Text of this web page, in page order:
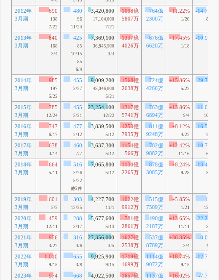
2012年
3月期
690
138
7/22
480
96
11/24
3,420,800
17,104,000
7/21
1098億
5807万
764億
2300万
+11.22%
1/20
-14.74%
8/19
2013年
3月期
840
168
3/4
425
85
10/15
85
6/4
7,369,100
36,845,500
3/4
1337億
4026万
676億
6620万
+17.45%
1/18
-10.97%
2014年
3月期
985
197
5/22
455
3/27
9,009,200
45,046,000
5/21
1568億
2638万
724億
4266万
+15.86%
5/22
-29.79%
2015年
3月期
785
12/24
455
5/21
23,254,100
12/22
1317億
5741万
763億
6894万
+13.86%
9/4
-11.05%
10/17
2016年
3月期
747
6/17
477
2/12
3,839,500
5/12
1253億
7935万
811億
9248万
+8.12%
4/22
-16.57%
2/12
2017年
3月期
678
3/14
460
7/7
3,637,300
5/12
1154億
566万
782億
9882万
+12.42%
11/16
-10.72%
6/24
2018年
3月期
664
5/11
516
3/26
8/22
他2件
7,065,800
5/12
1130億
2265万
878億
3085万
+8.24%
9/28
-13.47%
5/19
2019年
3月期
601
5/2
303
12/25
4,227,700
11/1
1022億
9912万
515億
7509万
+5.85%
1/21
-15%
12/25
2020年
3月期
459
12/11
288
3/17
5,677,600
5/13
781億
2861万
490億
2187万
+13.65%
11/11
-22.22%
3/16
2021年
3月期
956
3/22
316
4/6
27,356,000
3/5
1627億
2538万
537億
8789万
+36.35%
3/4
-8.06%
4/21
2022年
3月期
1,010
9/15
655
3/8
9,925,900
9/15
1719億
1699万
1114億
9072万
+18.74%
9/15
-12.78%
2023年
974 668 4,022,500
1657億
1137億
+16.02% -7.72%